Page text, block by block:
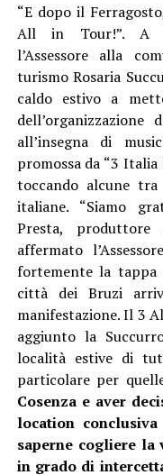
“E dopo il
All in Tour!”. A
l’Assessore alla
turismo Rosaria
caldo estivo a
all’insegna di
promossa da “3
toccando alcune
italiane. “Siamo
Presta,
affermato
fortemente la tappa
città dei Bruzi
manifestazione. Il 3
aggiunto la
località estive di
particolare per
Cosenza e aver
location
saperne cogliere
in grado di